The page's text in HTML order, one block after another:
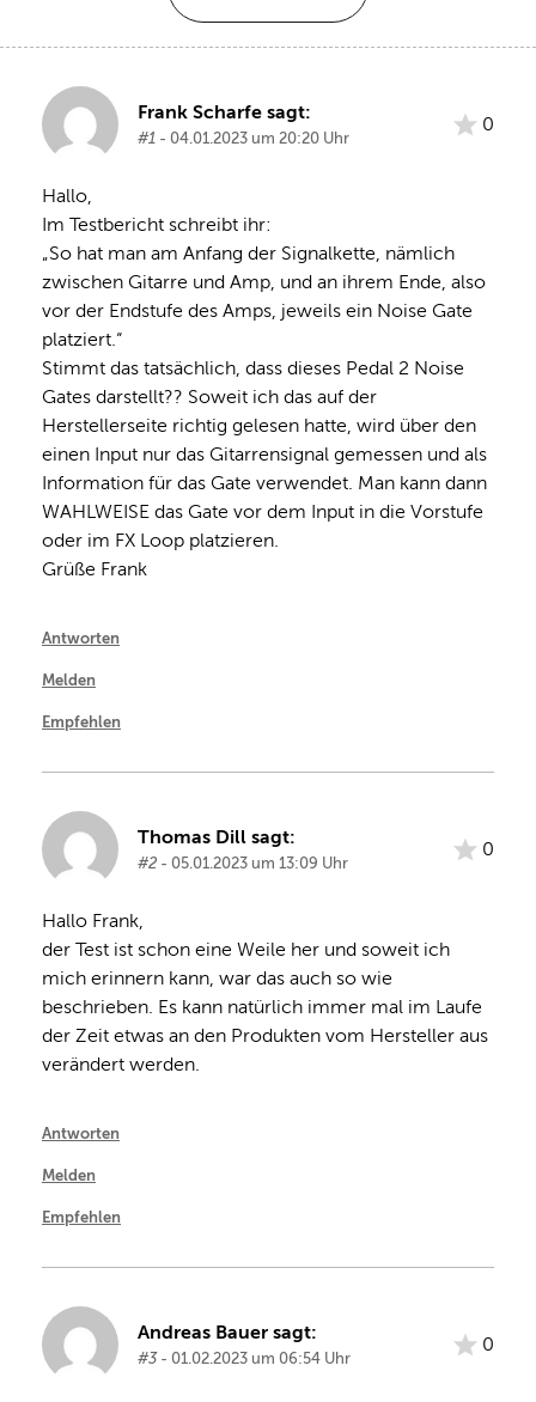
Frank Scharfe sagt:
#1 - 04.01.2023 um 20:20 Uhr
0
Hallo,
Im Testbericht schreibt ihr:
„So hat man am Anfang der Signalkette, nämlich
zwischen Gitarre und Amp, und an ihrem Ende, also
vor der Endstufe des Amps, jeweils ein Noise Gate
platziert.“
Stimmt das tatsächlich, dass dieses Pedal 2 Noise
Gates darstellt?? Soweit ich das auf der
Herstellerseite richtig gelesen hatte, wird über den
einen Input nur das Gitarrensignal gemessen und als
Information für das Gate verwendet. Man kann dann
WAHLWEISE das Gate vor dem Input in die Vorstufe
oder im FX Loop platzieren.
Grüße Frank
Antworten
Melden
Empfehlen
Thomas Dill sagt:
#2 - 05.01.2023 um 13:09 Uhr
0
Hallo Frank,
der Test ist schon eine Weile her und soweit ich
mich erinnern kann, war das auch so wie
beschrieben. Es kann natürlich immer mal im Laufe
der Zeit etwas an den Produkten vom Hersteller aus
verändert werden.
Antworten
Melden
Empfehlen
Andreas Bauer sagt:
#3- 01.02.2023 um 06:54 Uhr
0